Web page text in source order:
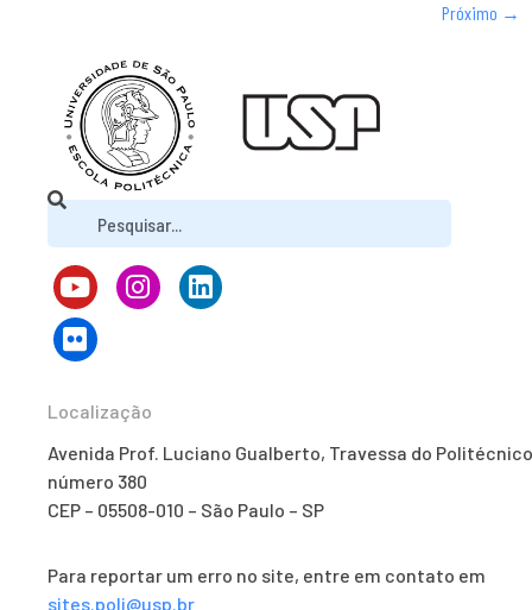
Próximo →
Localização
Avenida Prof. Luciano Gualberto, Travessa do
número 380
CEP – 05508-010 – São Paulo – SP
Para reportar um erro no site, entre em contato em
sites.poli@usp.br